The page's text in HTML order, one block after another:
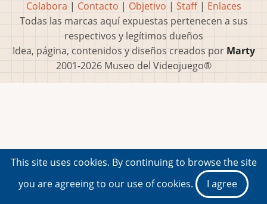
Colabora | Contacto | Objetivo | Staff| Enlaces
Todas las marcas aquí expuestas pertenecen a sus
respectivos y legítimos dueños
Idea, página, contenidos y diseños creados por Marty
2001-2026 Museo del Videojuego®
This site uses cookies. By continuing to browse the site
you are agreeing to our use of cookies.
I agree